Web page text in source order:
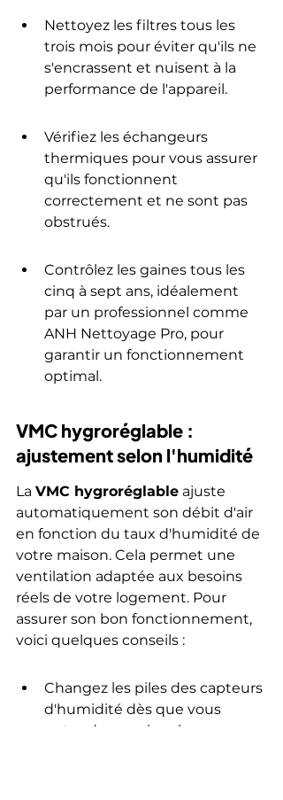
Nettoyez les filtres tous les
trois mois pour éviter qu'ils ne
s'encrassent et nuisent à la
performance de l'appareil.
Vérifiez les échangeurs
thermiques pour vous assurer
qu'ils fonctionnent
correctement et ne sont pas
obstrués.
Contrôlez les gaines tous les
cinq à sept ans, idéalement
par un professionnel comme
ANH Nettoyage Pro, pour
garantir un fonctionnement
optimal.
VMC hygroréglable :
ajustement selon l'humidité
La VMC hygroréglable ajuste
automatiquement son débit d'air
en fonction du taux d'humidité de
votre maison. Cela permet une
ventilation adaptée aux besoins
réels de votre logement. Pour
assurer son bon fonctionnement,
voici quelques conseils :
Changez les piles des capteurs
d'humidité dès que vous
entendez un signal sonore.